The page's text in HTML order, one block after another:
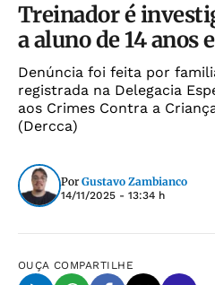
Treinador é
a aluno de 14 anos
Denúncia foi feita por
registrada na Delegacia
aos Crimes Contra a
(Dercca)
Por Gustavo Zambianco
14/11/2025 - 13:34 h
OUÇA COMPARTILHE